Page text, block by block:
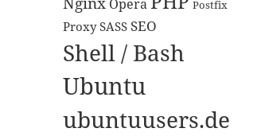
Opera Postfix
Proxy SASS SEO
Shell / Bash
Ubuntu
ubuntuusers.de